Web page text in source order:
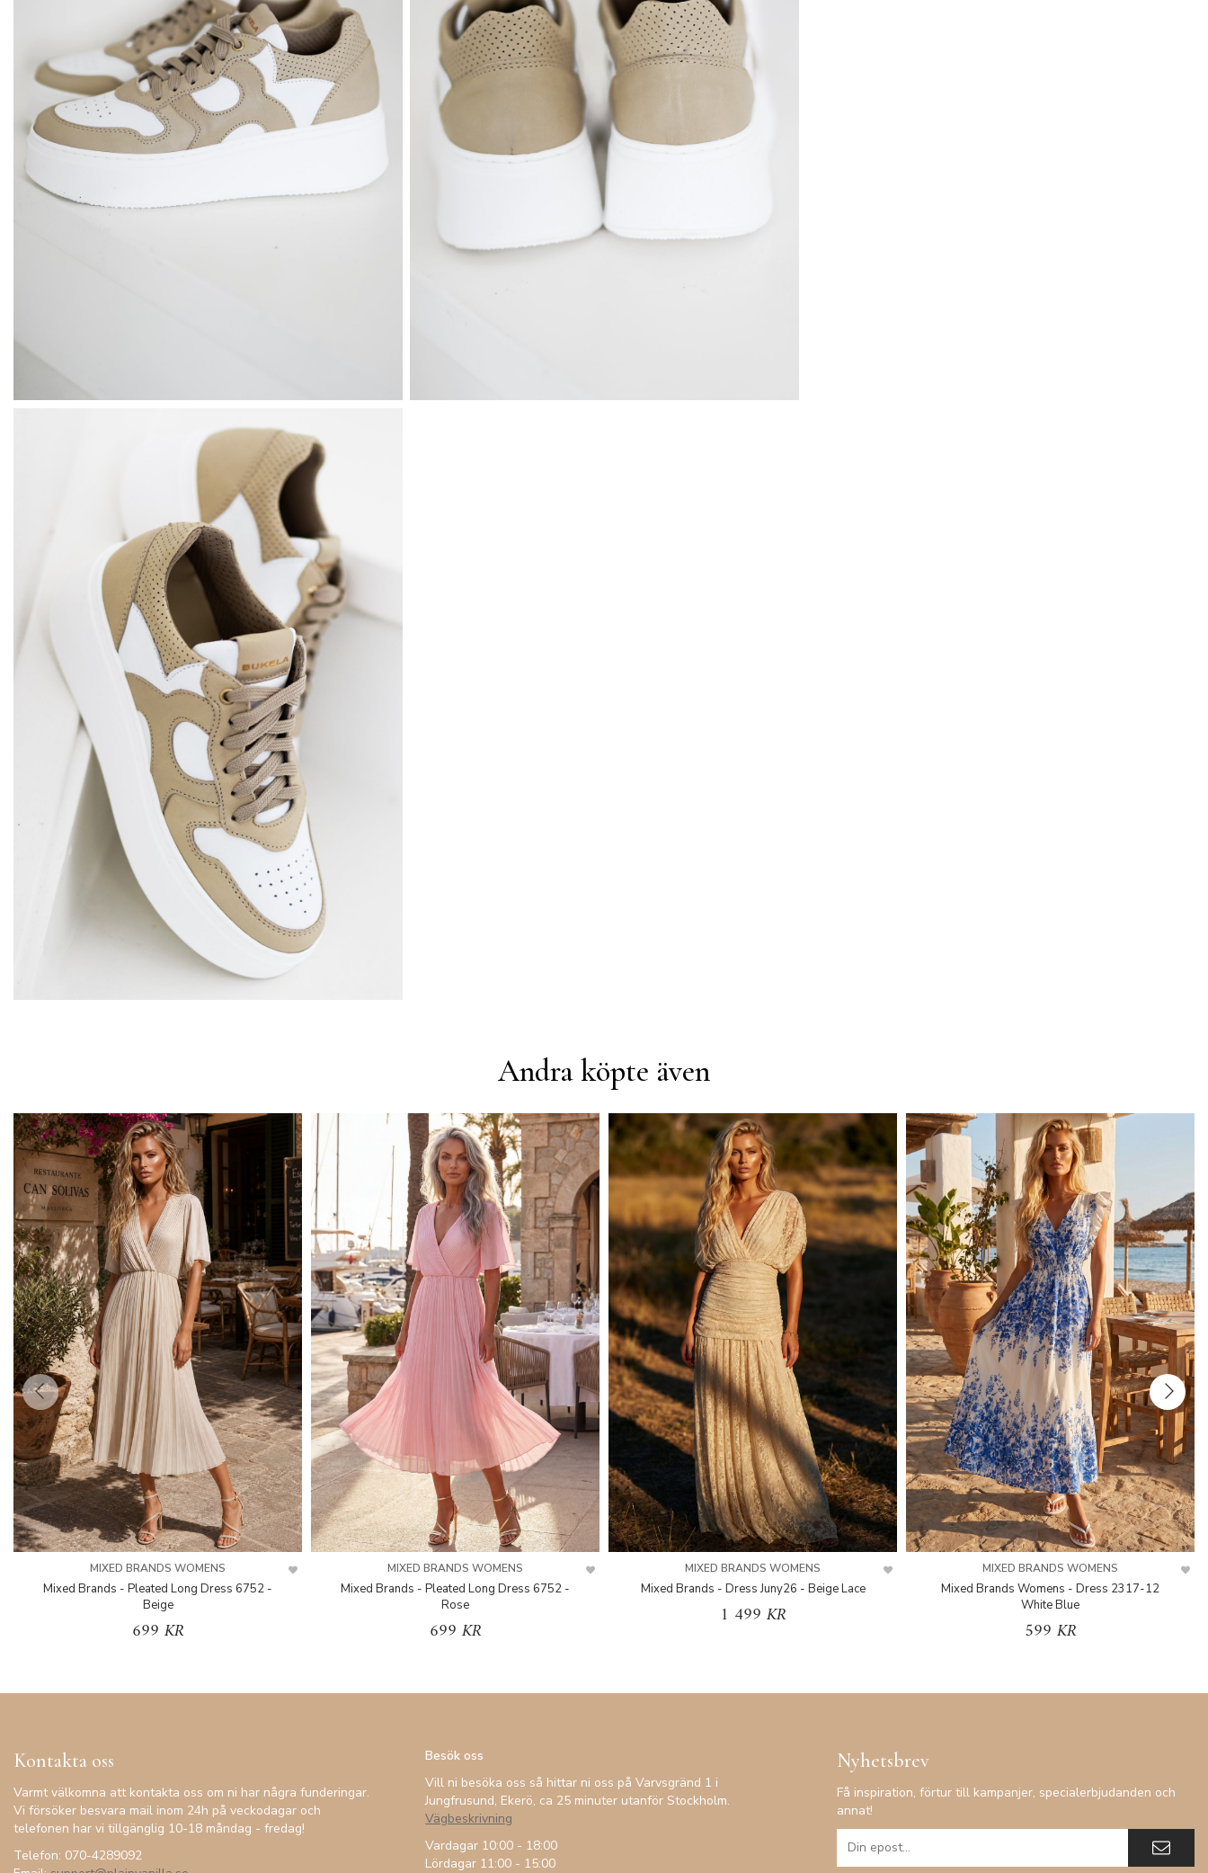
Andra köpte även
MIXED BRANDS WOMENS
Mixed Brands - Pleated Long Dress 6752 -
Beige
699 KR
MIXED BRANDS WOMENS
Mixed Brands - Pleated Long Dress 6752 -
Rose
699 KR
MIXED BRANDS WOMENS
Mixed Brands - Dress Juny26 - Beige Lace
1 499 KR
MIXED BRANDS WOMENS
Mixed Brands Womens - Dress 2317-12
White Blue
599 KR
Kontakta oss
Varmt välkomna att kontakta oss om ni har några funderingar.
Vi försöker besvara mail inom 24h på veckodagar och
telefonen har vi tillgänglig 10-18 måndag - fredag!
Telefon: 070-4289092
Besök oss
Vill ni besöka oss så hittar ni oss på Varvsgränd 1 i
Jungfrusund, Ekerö, ca 25 minuter utanför Stockholm.
Vägbeskrivning
Vardagar 10:00 - 18:00
Lördagar 11:00 - 15:00
Nyhetsbrev
Få inspiration, förtur till kampanjer, specialerbjudanden och
annat!